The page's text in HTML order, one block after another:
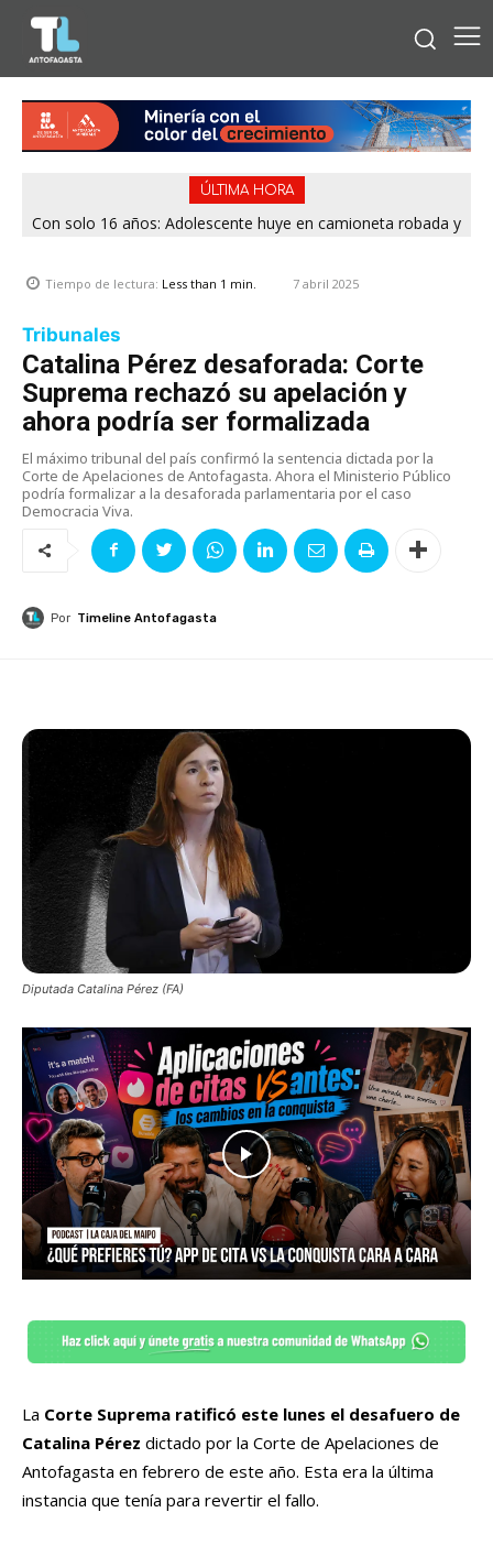
ÚLTIMA HORA
Con solo 16 años: Adolescente huye en camioneta robada y
Tiempo de lectura: Less than 1 min. 7 abril 2025
Tribunales
Catalina Pérez desaforada: Corte
Suprema rechazó su apelación y
ahora podría ser formalizada
El máximo tribunal del país confirmó la sentencia dictada por la
Corte de Apelaciones de Antofagasta. Ahora el Ministerio Público
podría formalizar a la desaforada parlamentaria por el caso
Democracia Viva.
Por Timeline Antofagasta
Diputada Catalina Pérez (FA)
La Corte Suprema ratificó este lunes el desafuero de
Catalina Pérez dictado por la Corte de Apelaciones de
Antofagasta en febrero de este año. Esta era la última
instancia que tenía para revertir el fallo.